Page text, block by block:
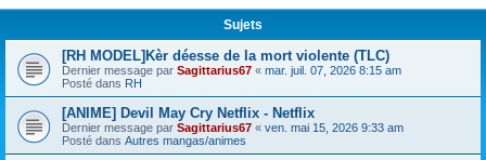
e
Sujets
[RH MODEL]Kèr déesse de la mort violente (TLC)
Dernier message par Sagittarius67 « mar. juil. 07, 2026 8:15 am
Posté dans RH
[ANIME] Devil May Cry Netflix - Netflix
Dernier message par Sagittarius67 « ven. mai 15, 2026 9:33 am
Posté dans Autres mangas/animes